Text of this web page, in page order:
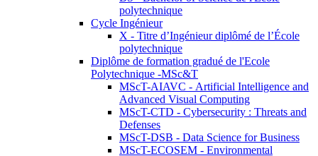
polytechnique
Cycle Ingénieur
X - Titre d’Ingénieur diplômé de l’École
polytechnique
Diplôme de formation gradué de l'Ecole
Polytechnique -MSc&T
MScT-AIAVC - Artificial Intelligence and
Advanced Visual Computing
MScT-CTD - Cybersecurity : Threats and
Defenses
MScT-DSB - Data Science for Business
MScT-ECOSEM - Environmental